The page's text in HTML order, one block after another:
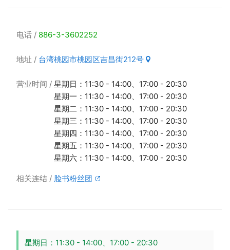
电话 886-3-3602252
地址 台湾桃园市桃园区吉昌街212号
营业时间
星期日：11:30 - 14:00、17:00 - 20:30
星期一：11:30 - 14:00、17:00 - 20:30
星期二：11:30 - 14:00、17:00 - 20:30
星期三：11:30 - 14:00、17:00 - 20:30
星期四：11:30 - 14:00、17:00 - 20:30
星期五：11:30 - 14:00、17:00 - 20:30
星期六：11:30 - 14:00、17:00 - 20:30
相关连结 脸书粉丝团
星期日：11:30 - 14:00、17:00 - 20:30